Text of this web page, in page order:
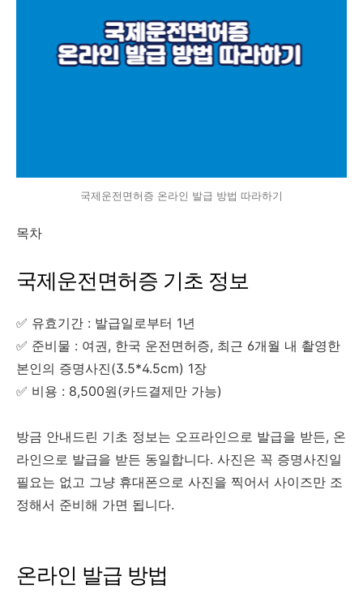
국제운전면허증 온라인 발급 방법 따라하기
목차
국제운전면허증 기초 정보
✅ 유효기간 : 발급일로부터 1년
✅ 준비물 : 여권, 한국 운전면허증, 최근 6개월 내 촬영한
본인의 증명사진(3.5*4.5cm) 1장
✅ 비용 : 8,500원(카드결제만 가능)
방금 안내드린 기초 정보는 오프라인으로 발급을 받든, 온
라인으로 발급을 받든 동일합니다. 사진은 꼭 증명사진일
필요는 없고 그냥 휴대폰으로 사진을 찍어서 사이즈만 조
정해서 준비해 가면 됩니다.
온라인 발급 방법